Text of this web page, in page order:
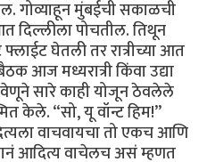
गोव्याहून मुंबईची सकाळची
दिल्लीला पोचतील. तिथून
घेतली तर रात्रीच्या आत
आज मध्यरात्री किंवा उद्या
सारे काही योजून ठेवलेले
केले. “सो, यू वॉन्ट हिम!”
वाचवायचा तो एकच आणि
आदित्य वाचेलच असं म्हणत